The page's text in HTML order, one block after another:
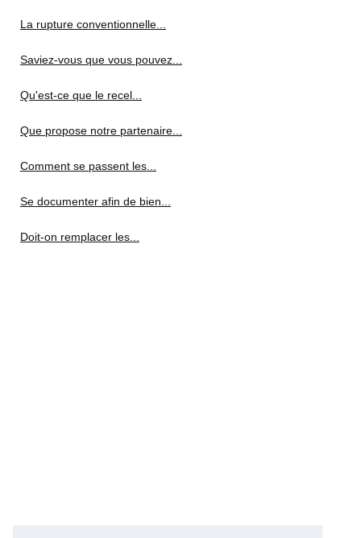
La rupture conventionnelle...
Saviez-vous que vous pouvez...
Qu'est-ce que le recel...
Que propose notre partenaire...
Comment se passent les...
Se documenter afin de bien...
Doit-on remplacer les...